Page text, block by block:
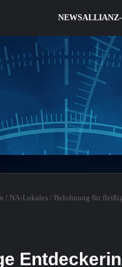
/ NA-Lokales / Belohnung für